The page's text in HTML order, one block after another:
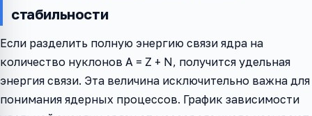
стабильности
Если разделить полную энергию связи ядра на
количество нуклонов A = Z + N, получится удельная
энергия связи. Эта величина исключительно важна для
понимания ядерных процессов. График зависимости